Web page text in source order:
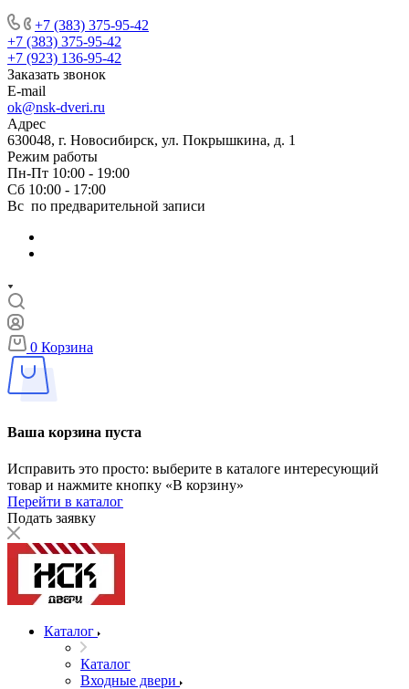
+7 (383) 375-95-42
+7 (383) 375-95-42
+7 (923) 136-95-42
Заказать звонок
E-mail
ok@nsk-dveri.ru
Адрес
630048, г. Новосибирск, ул. Покрышкина, д. 1
Режим работы
Пн-Пт 10:00 - 19:00
Сб 10:00 - 17:00
Вс по предварительной записи
0 Корзина
Ваша корзина пуста
Исправить это просто: выберите в каталоге интересующий
товар и нажмите кнопку «В корзину»
Перейти в каталог
Подать заявку
Каталог
Каталог
Входные двери